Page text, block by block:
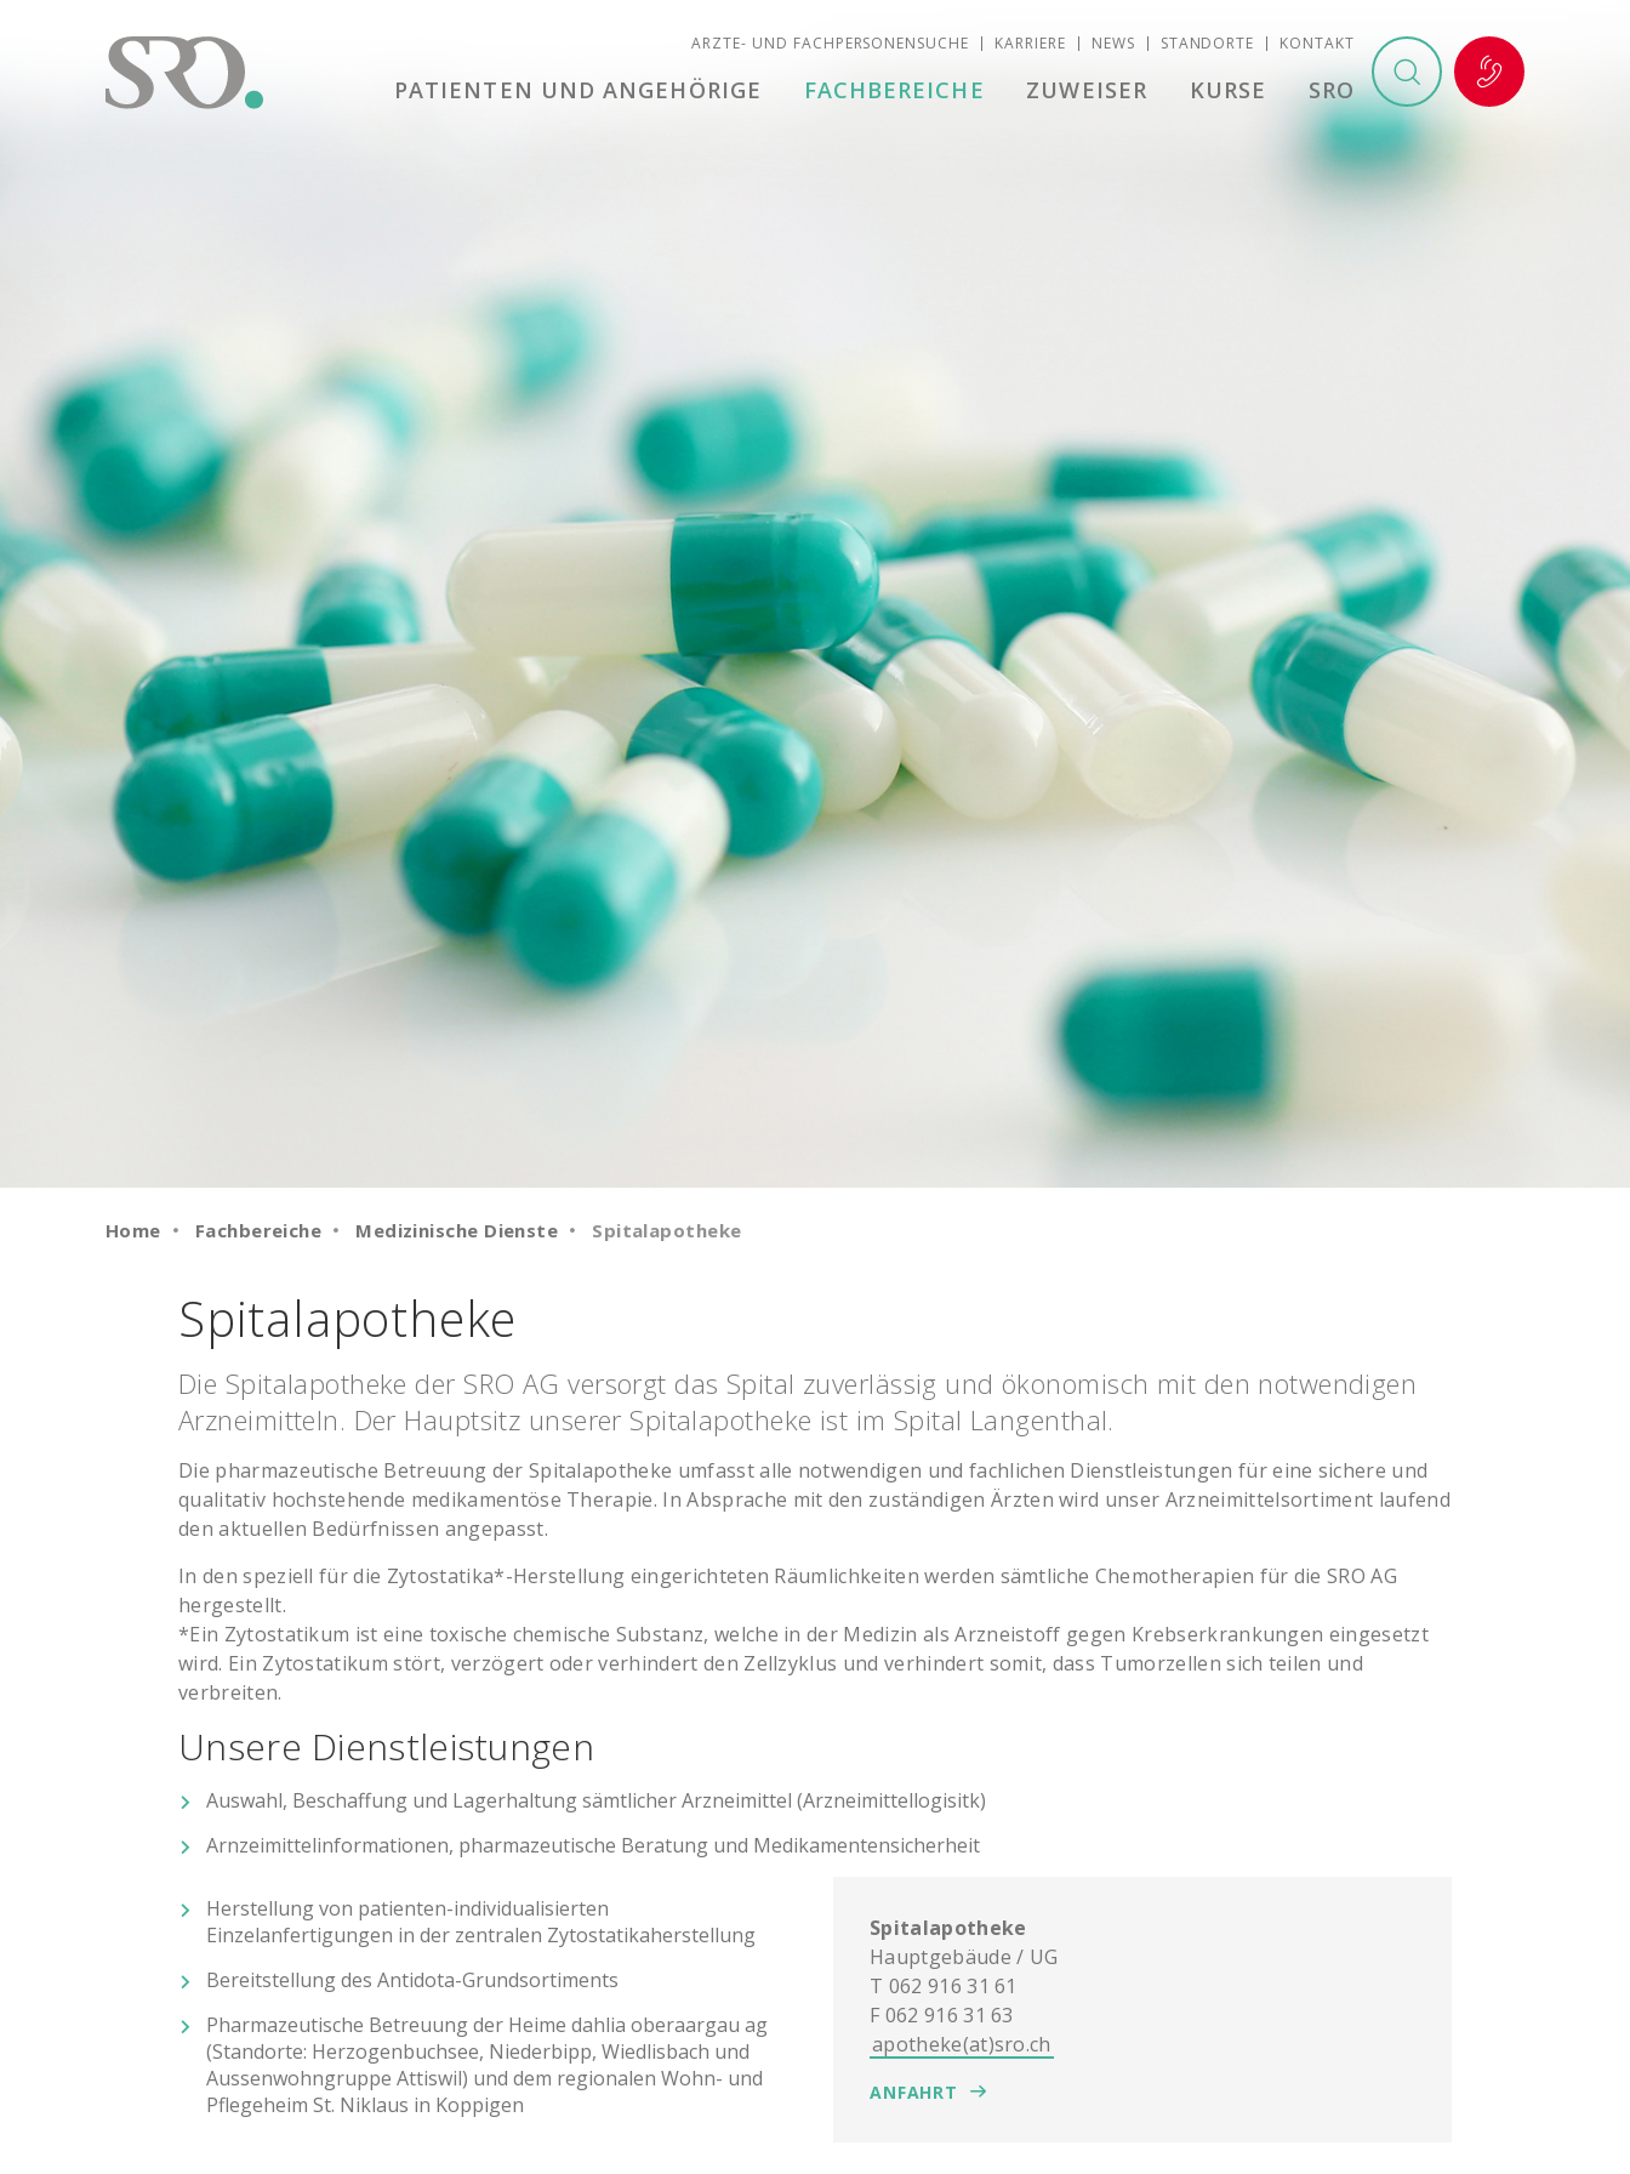
ÄRZTE- UND FACHPERSONENSUCHE KARRIERE NEWS STANDORTE KONTAKT
PATIENTEN UND ANGEHÖRIGE FACHBEREICHE ZUWEISER KURSE SRO
Home Fachbereiche Medizinische Dienste Spitalapotheke
Spitalapotheke
Die Spitalapotheke der SRO AG versorgt das Spital zuverlässig und ökonomisch mit den notwendigen
Arzneimitteln. Der Hauptsitz unserer Spitalapotheke ist im Spital Langenthal.
Die pharmazeutische Betreuung der Spitalapotheke umfasst alle notwendigen und fachlichen Dienstleistungen für eine sichere und
qualitativ hochstehende medikamentöse Therapie. In Absprache mit den zuständigen Ärzten wird unser Arzneimittelsortiment laufend
den aktuellen Bedürfnissen angepasst.
In den speziell für die Zytostatika*-Herstellung eingerichteten Räumlichkeiten werden sämtliche Chemotherapien für die SRO AG
hergestellt.
*Ein Zytostatikum ist eine toxische chemische Substanz, welche in der Medizin als Arzneistoff gegen Krebserkrankungen eingesetzt
wird. Ein Zytostatikum stört, verzögert oder verhindert den Zellzyklus und verhindert somit, dass Tumorzellensich teilen und
verbreiten.
Unsere Dienstleistungen
Auswahl, Beschaffung und Lagerhaltung sämtlicher Arzneimittel (Arzneimittellogisitk)
Arnzeimittelinformationen, pharmazeutische Beratung und Medikamentensicherheit
Herstellung von patienten-individualisierten
Einzelanfertigungen in der zentralen Zytostatikaherstellung
Bereitstellung des Antidota-Grundsortiments
Pharmazeutische Betreuung der Heime dahlia oberaargau ag
(Standorte: Herzogenbuchsee, Niederbipp, Wiedlisbach und
Aussenwohngruppe Attiswil) und dem regionalen Wohn- und
Pflegeheim St. Niklaus in Koppigen
Spitalapotheke
Hauptgebäude / UG
T 062 916 31 61
F 062 916 31 63
apotheke(at)sro.ch
ANFAHRT